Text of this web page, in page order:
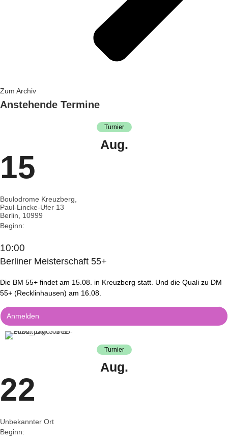
Zum Archiv
Anstehende Termine
Turnier
Aug.
15
Boulodrome Kreuzberg,
Paul-Lincke-Ufer 13
Berlin
10999
Beginn:
10:00
Berliner Meisterschaft 55+
Die BM 55+ findet am 15.08. in Kreuzberg statt. Und die Quali zu DM
55+ (Recklinhausen) am 16.08.
Anmelden
Turnier
Aug.
22
Unbekannter Ort
Beginn: